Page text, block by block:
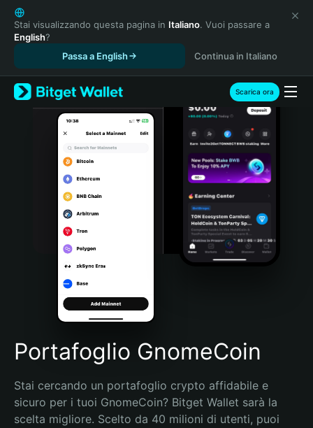
English
日本語
Tiếng Việt
Español (Latinoamérica)
Türkçe
Italiano
Português (Portugal)
Bahasa Indonesia
Português (Brasil)
Español (Argentina)
Stai visualizzando questa pagina in Italiano. Vuoi passare a
English?
Passa a English
Continua in Italiano
Scarica ora
Portafoglio GnomeCoin
Stai cercando un portafoglio crypto affidabile e
sicuro per i tuoi GnomeCoin? Bitget Wallet sarà la
scelta migliore. Scelto da 40 milioni di utenti, puoi